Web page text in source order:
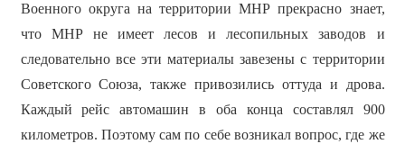
Военного округа на территории МНР прекрасно знает,
что МНР не имеет лесов и лесопильных заводов и
следовательно все эти материалы завезены с территории
Советского Союза, также привозились оттуда и дрова.
Каждый рейс автомашин в оба конца составлял 900
километров. Поэтому сам по себе возникал вопрос, где же